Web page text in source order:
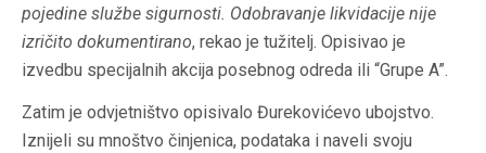
pojedine službe sigurnosti. Odobravanje likvidacije nije
izričito dokumentirano, rekao je tužitelj. Opisivao je
izvedbu specijalnih akcija posebnog odreda ili “Grupe A”.
Zatim je odvjetništvo opisivalo Đurekovićevo ubojstvo.
Iznijeli su mnoštvo činjenica, podataka i naveli svoju